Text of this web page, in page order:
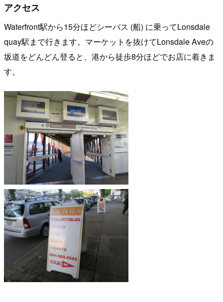
アクセス
Waterfront駅から15分ほどシーバス (船) に乗ってLonsdale
quay駅まで行きます。マーケットを抜けてLonsdale Aveの
坂道をどんどん登ると、港から徒歩8分ほどでお店に着きま
す。